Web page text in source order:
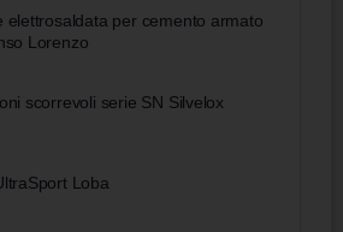
elettrosaldata per cemento armato
Lorenzo
scorrevoli serie SN Silvelox
Loba